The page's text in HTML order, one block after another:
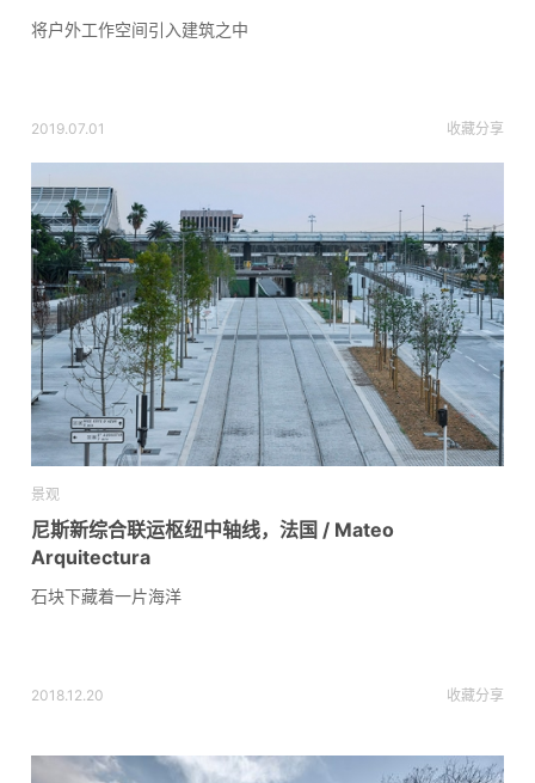
将户外工作空间引入建筑之中
2019.07.01 收藏分享
景观
尼斯新综合联运枢纽中轴线，法国 / Mateo
Arquitectura
石块下藏着一片海洋
2018.12.20 收藏分享